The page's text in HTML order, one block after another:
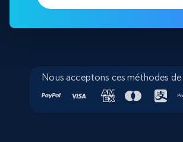
Nous acceptons ces méthodes